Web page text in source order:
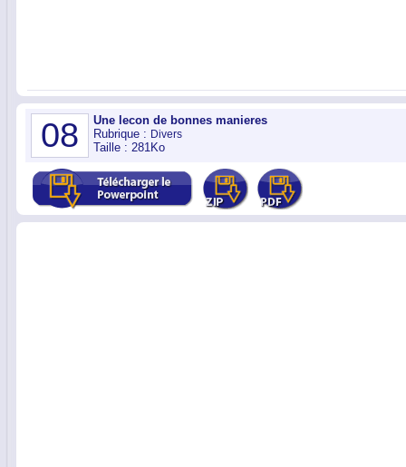
08
Une lecon de bonnes manieres
Rubrique : Divers
Taille : 281Ko